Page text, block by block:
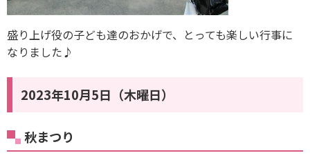
盛り上げ役の子ども達のおかげで、とっても楽しい行事に
なりました♪
2023年10月5日（木曜日）
秋まつり